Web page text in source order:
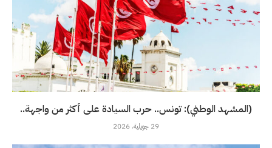
(المشهد الوطني): تونس.. حرب السيادة على أكثر من واجهة..
29 جويلية، 2026